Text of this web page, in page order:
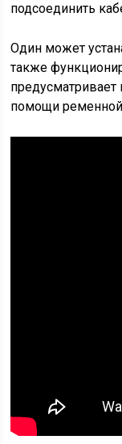
подсоединить
Один может
также
помощи